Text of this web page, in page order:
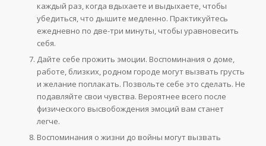
каждый раз, когда вдыхаете и выдыхаете, чтобы
убедиться, что дышите медленно. Практикуйтесь
ежедневно по две-три минуты, чтобы уравновесить
себя.
Дайте себе прожить эмоции. Воспоминания о доме,
работе, близких, родном городе могут вызвать грусть
и желание поплакать. Позвольте себе это сделать. Не
подавляйте свои чувства. Вероятнее всего после
физического высвобождения эмоций вам станет
легче.
Воспоминания о жизни до войны могут вызвать